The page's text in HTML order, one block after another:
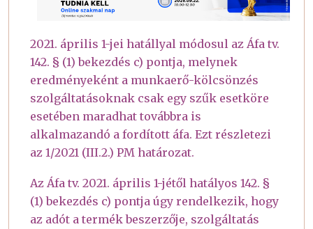
2021. április 1-jei hatállyal módosul az Áfa tv.
142. § (1) bekezdés c) pontja, melynek
eredményeként a munkaerő-kölcsönzés
szolgáltatásoknak csak egy szűk esetköre
esetében maradhat továbbra is
alkalmazandó a fordított áfa. Ezt részletezi
az 1/2021 (III.2.) PM határozat.
Az Áfa tv. 2021. április 1-jétől hatályos 142. §
(1) bekezdés c) pontja úgy rendelkezik, hogy
az adót a termék beszerzője, szolgáltatás